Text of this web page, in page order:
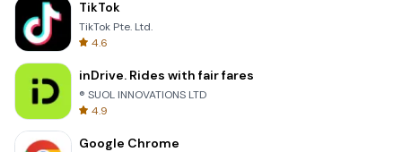
TikTok
TikTok Pte. Ltd.
4.6
inDrive. Rides with fair fares
® SUOL INNOVATIONS LTD
4.9
Google Chrome